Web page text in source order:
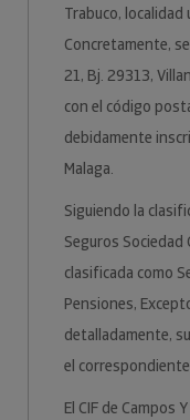
Trabuco, localidad
Concretamente,
21, Bj. 29313,
con el código
debidamente
Malaga.
Siguiendo la
Seguros Sociedad
clasificada como
Pensiones,
detalladamente,
el
El CIF de Campos